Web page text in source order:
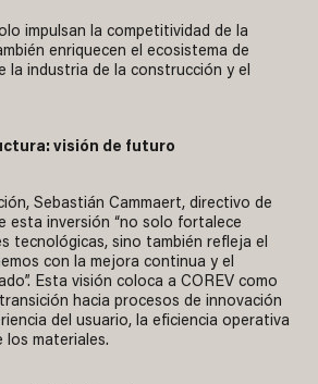
impulsan la competitividad de la
enriquecen el ecosistema de
la industria de la construcción y el
visión de futuro
Sebastián Cammaert, directivo de
esta inversión “no solo fortalece
tecnológicas, sino también refleja el
con la mejora continua y el
Esta visión coloca a COREV como
hacia procesos de innovación
del usuario, la eficiencia operativa
los materiales.